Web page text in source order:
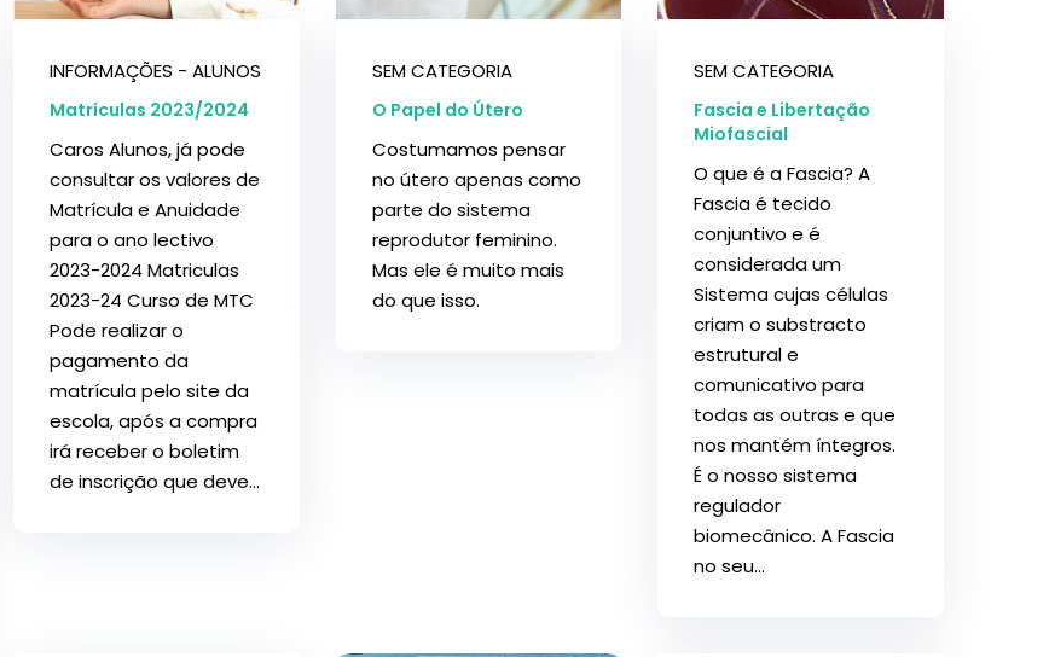
INFORMAÇÕES - ALUNOS
Matrículas 2023/2024
Caros Alunos, já pode
consultar os valores de
Matrícula e Anuidade
para o ano lectivo
2023-2024 Matriculas
2023-24 Curso de MTC
Pode realizar o
pagamento da
matrícula pelo site da
escola, após a compra
irá receber o boletim
de inscrição que deve...
SEM CATEGORIA
O Papel do Útero
Costumamos pensar
no útero apenas como
parte do sistema
reprodutor feminino.
Mas ele é muito mais
do que isso.
SEM CATEGORIA
Fascia e Libertação
Miofascial
O que é a Fascia? A
Fascia é tecido
conjuntivo e é
considerada um
Sistema cujas células
criam o substracto
estrutural e
comunicativo para
todas as outras e que
nos mantém íntegros.
É o nosso sistema
regulador
biomecânico. A Fascia
no seu...